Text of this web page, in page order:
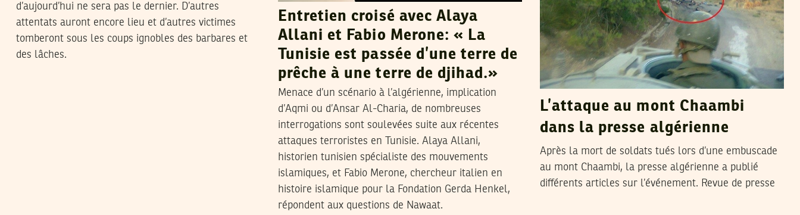
d’aujourd’hui ne sera pas le dernier. D’autres
attentats auront encore lieu et d’autres victimes
tomberont sous les coups ignobles des barbares et
des lâches.
Entretien croisé avec Alaya
Allani et Fabio Merone: « La
Tunisie est passée d’une terre de
prêche à une terre de djihad.»
Menace d’un scénario à l’algérienne, implication
d’Aqmi ou d’Ansar Al-Charia, de nombreuses
interrogations sont soulevées suite aux récentes
attaques terroristes en Tunisie. Alaya Allani,
historien tunisien spécialiste des mouvements
islamiques, et Fabio Merone, chercheur italien en
histoire islamique pour la Fondation Gerda Henkel,
répondent aux questions de Nawaat.
L’attaque au mont Chaambi
dans la presse algérienne
Après la mort de soldats tués lors d’une embuscade
au mont Chaambi, la presse algérienne a publié
différents articles sur l’événement. Revue de presse